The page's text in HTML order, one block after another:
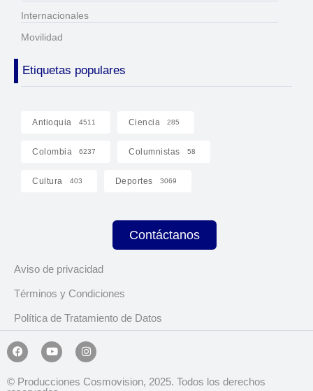
Internacionales
Movilidad
Etiquetas populares
Antioquia 4511 Ciencia 285
Colombia 6237 Columnistas 58
Cultura 403 Deportes 3069
Contáctanos
Aviso de privacidad
Términos y Condiciones
Política de Tratamiento de Datos
© Producciones Cosmovision, 2025. Todos los derechos